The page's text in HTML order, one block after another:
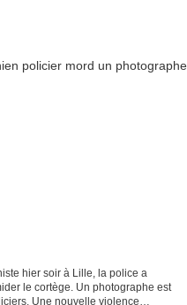
hier soir à Lille, la police a
le cortège. Un photographe est
Une nouvelle violence